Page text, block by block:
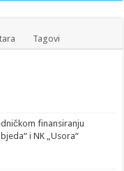
Tagovi
finansiranju
i NK „Usora“